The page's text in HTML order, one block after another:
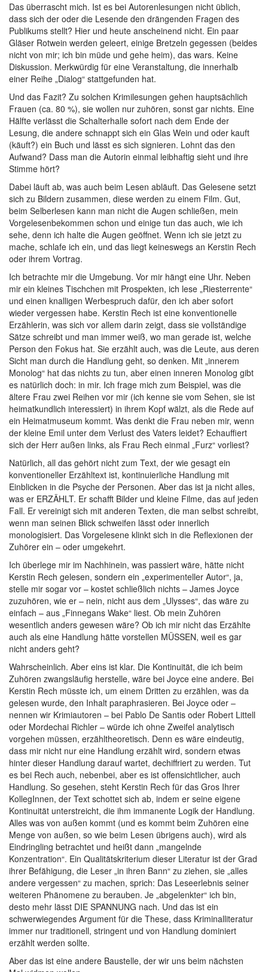
Das überrascht mich. Ist es bei Autorenlesungen nicht üblich,
dass sich der oder die Lesende den drängenden Fragen des
Publikums stellt? Hier und heute anscheinend nicht. Ein paar
Gläser Rotwein werden geleert, einige Bretzeln gegessen (beides
nicht von mir; ich bin müde und gehe heim), das wars. Keine
Diskussion. Merkwürdig für eine Veranstaltung, die innerhalb
einer Reihe „Dialog“ stattgefunden hat.
Und das Fazit? Zu solchen Krimilesungen gehen hauptsächlich
Frauen (ca. 80 %), sie wollen nur zuhören, sonst gar nichts. Eine
Hälfte verlässt die Schalterhalle sofort nach dem Ende der
Lesung, die andere schnappt sich ein Glas Wein und oder kauft
(käuft?) ein Buch und lässt es sich signieren. Lohnt das den
Aufwand? Dass man die Autorin einmal leibhaftig sieht und ihre
Stimme hört?
Dabei läuft ab, was auch beim Lesen abläuft. Das Gelesene setzt
sich zu Bildern zusammen, diese werden zu einem Film. Gut,
beim Selberlesen kann man nicht die Augen schließen, mein
Vorgelesenbekommen schon und einige tun das auch, wie ich
sehe, denn ich halte die Augen geöffnet. Wenn ich sie jetzt zu
mache, schlafe ich ein, und das liegt keineswegs an Kerstin Rech
oder ihrem Vortrag.
Ich betrachte mir die Umgebung. Vor mir hängt eine Uhr. Neben
mir ein kleines Tischchen mit Prospekten, ich lese „Riesterrente“
und einen knalligen Werbespruch dafür, den ich aber sofort
wieder vergessen habe. Kerstin Rech ist eine konventionelle
Erzählerin, was sich vor allem darin zeigt, dass sie vollständige
Sätze schreibt und man immer weiß, wo man gerade ist, welche
Person den Fokus hat. Sie erzählt auch, was die Leute, aus deren
Sicht man durch die Handlung geht, so denken. Mit „innerem
Monolog“ hat das nichts zu tun, aber einen inneren Monolog gibt
es natürlich doch: in mir. Ich frage mich zum Beispiel, was die
ältere Frau zwei Reihen vor mir (ich kenne sie vom Sehen, sie ist
heimatkundlich interessiert) in ihrem Kopf wälzt, als die Rede auf
ein Heimatmuseum kommt. Was denkt die Frau neben mir, wenn
der kleine Emil unter dem Verlust des Vaters leidet? Echauffiert
sich der Herr außen links, als Frau Rech einmal „Furz“ vorliest?
Natürlich, all das gehört nicht zum Text, der wie gesagt ein
konventioneller Erzähltext ist, kontinuierliche Handlung mit
Einblicken in die Psyche der Personen. Aber das ist ja nicht alles,
was er ERZÄHLT. Er schafft Bilder und kleine Filme, das auf jeden
Fall. Er vereinigt sich mit anderen Texten, die man selbst schreibt,
wenn man seinen Blick schweifen lässt oder innerlich
monologisiert. Das Vorgelesene klinkt sich in die Reflexionen der
Zuhörer ein – oder umgekehrt.
Ich überlege mir im Nachhinein, was passiert wäre, hätte nicht
Kerstin Rech gelesen, sondern ein „experimenteller Autor“, ja,
stelle mir sogar vor – kostet schließlich nichts – James Joyce
zuzuhören, wie er – nein, nicht aus dem „Ulysses“, das wäre zu
einfach – aus „Finnegans Wake“ liest. Ob mein Zuhören
wesentlich anders gewesen wäre? Ob ich mir nicht das Erzählte
auch als eine Handlung hätte vorstellen MÜSSEN, weil es gar
nicht anders geht?
Wahrscheinlich. Aber eins ist klar. Die Kontinuität, die ich beim
Zuhören zwangsläufig herstelle, wäre bei Joyce eine andere. Bei
Kerstin Rech müsste ich, um einem Dritten zu erzählen, was da
gelesen wurde, den Inhalt paraphrasieren. Bei Joyce oder –
nennen wir Krimiautoren – bei Pablo De Santis oder Robert Littell
oder Mordechai Richler – würde ich ohne Zweifel analytisch
vorgehen müssen, erzähltheoretisch. Denn es wäre eindeutig,
dass mir nicht nur eine Handlung erzählt wird, sondern etwas
hinter dieser Handlung darauf wartet, dechiffriert zu werden. Tut
es bei Rech auch, nebenbei, aber es ist offensichtlicher, auch
Handlung. So gesehen, steht Kerstin Rech für das Gros Ihrer
KollegInnen, der Text schottet sich ab, indem er seine eigene
Kontinuität unterstreicht, die ihm immanente Logik der Handlung.
Alles was von außen kommt (und es kommt beim Zuhören eine
Menge von außen, so wie beim Lesen übrigens auch), wird als
Eindringling betrachtet und heißt dann „mangelnde
Konzentration“. Ein Qualitätskriterium dieser Literatur ist der Grad
ihrer Befähigung, die Leser „in ihren Bann“ zu ziehen, sie „alles
andere vergessen“ zu machen, sprich: Das Leseerlebnis seiner
weiteren Phänomene zu berauben. Je „abgelenkter“ ich bin,
desto mehr lässt DIE SPANNUNG nach. Und das ist ein
schwerwiegendes Argument für die These, dass Kriminalliteratur
immer nur traditionell, stringent und von Handlung dominiert
erzählt werden sollte.
Aber das ist eine andere Baustelle, der wir uns beim nächsten